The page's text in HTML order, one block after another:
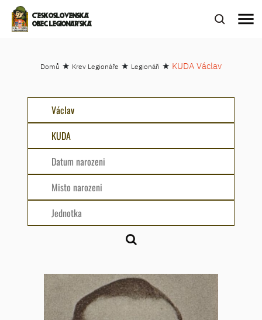
ČESKOSLOVENSKÁ
OBEC LEGIONÁŘSKÁ
menu
Domů ★ Krev Legionáře ★ Legionáři ★ KUDA Václav